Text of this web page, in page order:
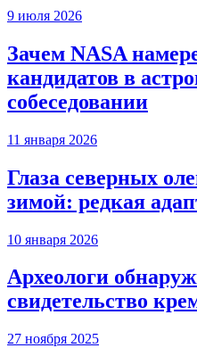
9 июля 2026
Зачем NASA
кандидатов в
собеседовании
11 января 2026
Глаза северных
зимой: редкая
10 января 2026
Археологи
свидетельство
27 ноября 2025